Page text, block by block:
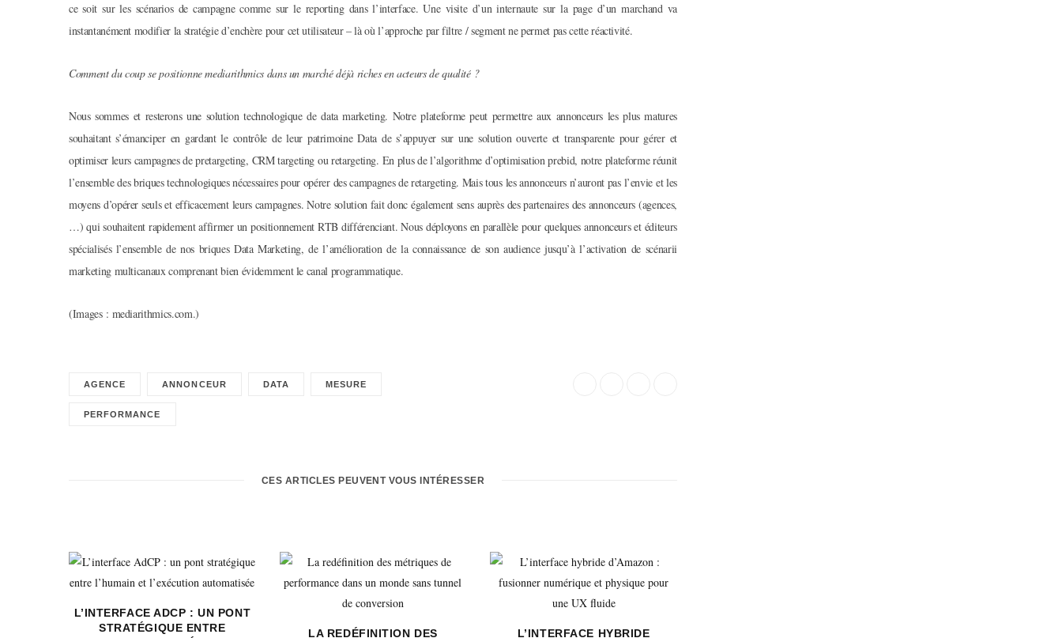
ce soit sur les scénarios de campagne comme sur le reporting dans l’interface. Une visite d’un internaute sur la page d’un marchand va
instantanément modifier la stratégie d’enchère pour cet utilisateur – là où l’approche par filtre / segment ne permet pas cette réactivité.
Comment du coup se positionne mediarithmics dans un marché déjà riches en acteurs de qualité ?
Nous sommes et resterons une solution technologique de data marketing. Notre plateforme peut permettre aux annonceurs les plus matures
souhaitant s’émanciper en gardant le contrôle de leur patrimoine Data de s’appuyer sur une solution ouverte et transparente pour gérer et
optimiser leurs campagnes de pretargeting, CRM targeting ou retargeting. En plus de l’algorithme d’optimisation prebid, notre plateforme réunit
l’ensemble des briques technologiques nécessaires pour opérer des campagnes de retargeting. Mais tous les annonceurs n’auront pas l’envie et les
moyens d’opérer seuls et efficacement leurs campagnes. Notre solution fait donc également sens auprès des partenaires des annonceurs (agences,
…) qui souhaitent rapidement affirmer un positionnement RTB différenciant. Nous déployons en parallèle pour quelques annonceurs et éditeurs
spécialisés l’ensemble de nos briques Data Marketing, de l’amélioration de la connaissance de son audience jusqu’à l’activation de scénarii
marketing multicanaux comprenant bien évidemment le canal programmatique.
(Images : mediarithmics.com.)
AGENCE ANNONCEUR DATA MESURE
PERFORMANCE
CES ARTICLES PEUVENT VOUS INTÉRESSER
L’INTERFACE ADCP : UN PONT
STRATÉGIQUE ENTRE
LA REDÉFINITION DES L’INTERFACE HYBRIDE